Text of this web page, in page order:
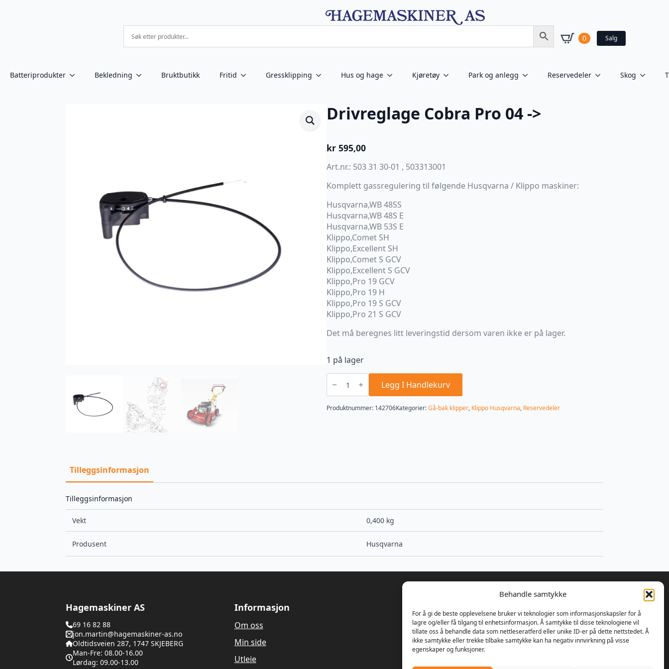
Behandle samtykke
For å gi de beste opplevelsene bruker vi teknologier som informasjonskapsler for å
lagre og/eller få tilgang til enhetsinformasjon. Å samtykke til disse teknologiene vil
tillate oss å behandle data som nettleseratferd eller unike ID-er på dette nettstedet. Å
ikke samtykke eller trekke tilbake samtykke kan ha negativ innvirkning på visse
egenskaper og funksjoner.
0 Salg
Batteriprodukter Bekledning Bruktbutikk Fritid Gressklipping Hus og hage Kjøretøy Park og anlegg Reservedeler Skog
Drivreglage Cobra Pro 04 ->
kr 595,00
Art.nr.: 503 31 30-01 , 503313001
Komplett gassregulering til følgende Husqvarna / Klippo maskiner:
Husqvarna,WB 48SS
Husqvarna,WB 48S E
Husqvarna,WB 53S E
Klippo,Comet SH
Klippo,Excellent SH
Klippo,Comet S GCV
Klippo,Excellent S GCV
Klippo,Pro 19 GCV
Klippo,Pro 19 H
Klippo,Pro 19 S GCV
Klippo,Pro 21 S GCV
Det må beregnes litt leveringstid dersom varen ikke er på lager.
1 på lager
Drivreglage
Cobra
04
-
>
Legg I Handlekurv
Produktnummer: 142706Kategorier:Gå-bak klipper, Klippo Husqvarna, Reservedeler
Tilleggsinformasjon
Tilleggsinformasjon
Vekt 0,400 kg
Produsent Husqvarna
Hagemaskiner AS
69 16 82 88
jon.martin@hagemaskiner-as.no
Oldtidsveien 287, 1747 SKJEBERG
Man-Fre: 08.00-16.00
Lørdag: 09.00-13.00
Informasjon
Om oss
Min side
Utleie
Om oss
Våren 1989 bestemte Ulrik Olseng og
Dagfinn Hansen seg for å starte opp med
salg og reparasjon av motorsager og